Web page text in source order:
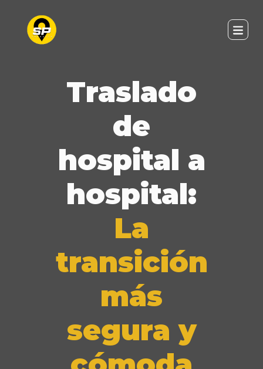
Traslado
de
hospital a
hospital:
La
transición
más
segura y